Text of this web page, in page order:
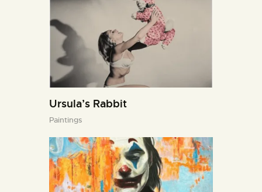
Ursula’s Rabbit
Paintings